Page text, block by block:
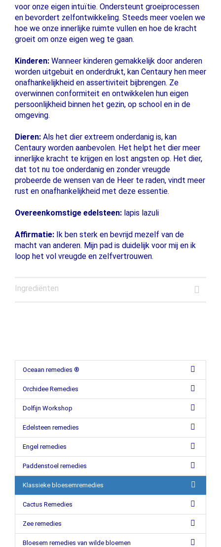
voor onze eigen intuïtie. Ondersteunt groeiprocessen
en bevordert zelfontwikkeling. Steeds meer voelen we
hoe we onze innerlijke ruimte vullen en hoe de kracht
groeit om onze eigen weg te gaan.
Kinderen: Wanneer kinderen gemakkelijk door anderen
worden uitgebuit en onderdrukt, kan Centaury hen meer
onafhankelijkheid en assertiviteit bijbrengen. Ze
overwinnen conformiteit en ontwikkelen hun eigen
persoonlijkheid binnen het gezin, op school en in de
omgeving.
Dieren: Als het dier extreem onderdanig is, kan
Centaury worden aanbevolen. Het helpt het dier meer
innerlijke kracht te krijgen en lost angsten op. Het dier,
dat tot nu toe onderdanig en zonder vreugde
probeerde de wensen van de Heer te raden, vindt meer
rust en onafhankelijkheid met deze essentie.
Overeenkomstige edelsteen: lapis lazuli
Affirmatie: Ik ben sterk en bevrijd mezelf van de
macht van anderen. Mijn pad is duidelijk voor mij en ik
loop het vol vreugde en zelfvertrouwen.
Ingrediënten
Oceaan remedies ®
Orchidee Remedies
Dolfijn Workshop
Edelsteen remedies
Engel remedies
Paddenstoel remedies
Klassieke bloesemremedies
Cactus Remedies
Zee remedies
Bloesem remedies van wilde bloemen